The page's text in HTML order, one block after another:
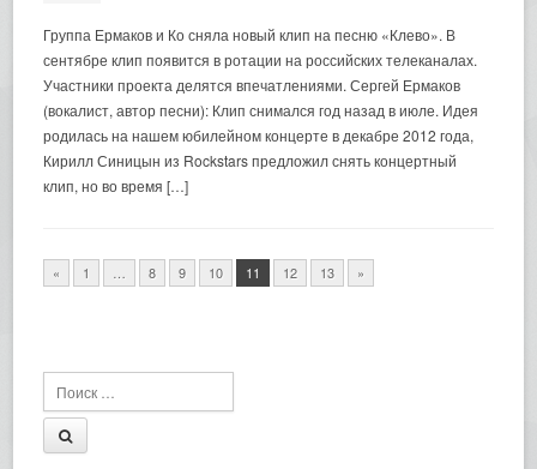
Группа Ермаков и Ко сняла новый клип на песню «Клево». В
сентябре клип появится в ротации на российских телеканалах.
Участники проекта делятся впечатлениями. Сергей Ермаков
(вокалист, автор песни): Клип снимался год назад в июле. Идея
родилась на нашем юбилейном концерте в декабре 2012 года,
Кирилл Синицын из Rockstars предложил снять концертный
клип, но во время […]
« 1 8 9 10 11 12 13 »